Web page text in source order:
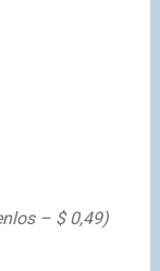
– $ 0,49)